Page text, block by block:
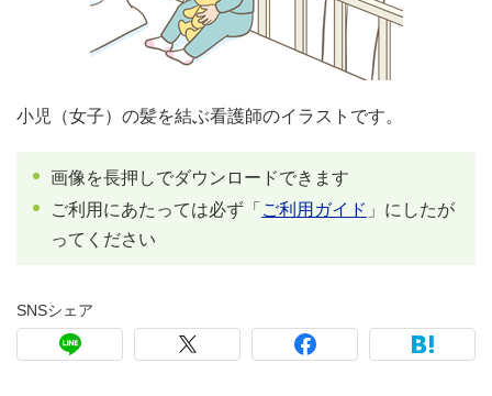
小児（女子）の髪を結ぶ看護師のイラストです。
画像を長押しでダウンロードできます
ご利用にあたっては必ず「 ご利用ガイド 」にしたが
ってください
SNSシェア